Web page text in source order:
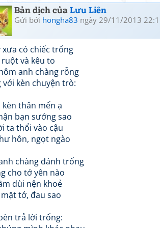
Bản dịch củaLưu Liên
Gửi bởi hongha83 ngày 29/11/2013
xưa có chiếc trống
và kêu to
anh chàng rỗng
với kèn chuyện trò:
kèn thân mến ạ
bạn sướng sao
ta thổi vào cậu
hôn, ngọt ngào
chàng đánh trống
cho tớ yên nào
dùi nện khoẻ
tớ, đau sao
trả lời trống: